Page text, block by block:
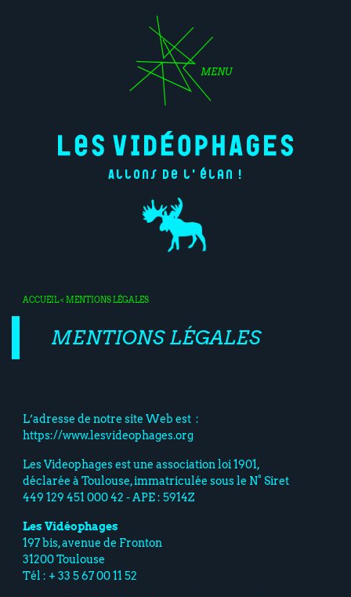
MENU
Allons de l'élan !
ACCUEIL< MENTIONS LÉGALES
MENTIONS LÉGALES
L’adresse de notre site Web est :
https://www.lesvideophages.org
Les Videophages est une association loi 1901,
déclarée à Toulouse, immatriculée sous le N° Siret
449 129 451 000 42 - APE : 5914Z
Les Vidéophages
197 bis, avenue de Fronton
31200 Toulouse
Tél : + 33 5 67 00 11 52